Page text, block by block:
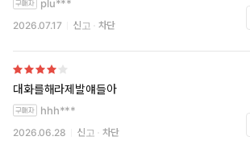
plu***
2026.07.17 신고 차단
대화를해라제발얘들아
hhh***
2026.06.28 신고 차단